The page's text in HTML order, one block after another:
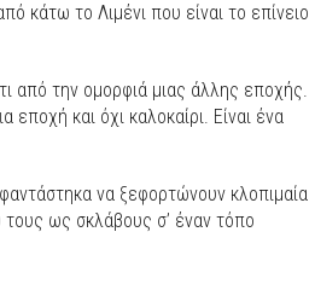
κάτω το Λιμένι που είναι το επίνειο
από την ομορφιά μιας άλλης εποχής.
και όχι καλοκαίρι. Είναι ένα
να ξεφορτώνουν κλοπιμαία
ως σκλάβους σ’ έναν τόπο